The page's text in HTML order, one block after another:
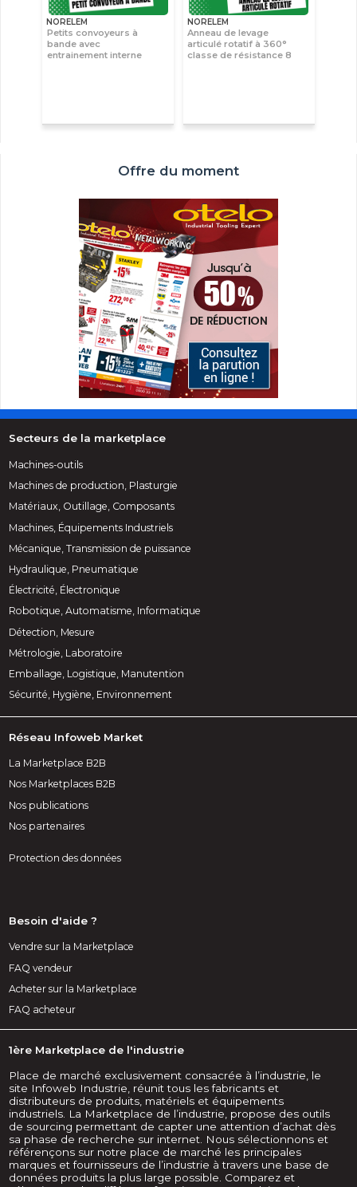
NORELEM
Petits convoyeurs à
bande avec
entrainement interne
NORELEM
Anneau de levage
articulé rotatif à 360°
classe de résistance 8
Offre du moment
Secteurs de la marketplace
Machines-outils
Machines de production, Plasturgie
Matériaux, Outillage, Composants
Machines, Équipements Industriels
Mécanique, Transmission de puissance
Hydraulique, Pneumatique
Électricité, Électronique
Robotique, Automatisme, Informatique
Détection, Mesure
Métrologie, Laboratoire
Emballage, Logistique, Manutention
Sécurité, Hygiène, Environnement
Réseau Infoweb Market
La Marketplace B2B
Nos Marketplaces B2B
Nos publications
Nos partenaires
Protection des données
Besoin d'aide ?
Vendre sur la Marketplace
FAQ vendeur
Acheter sur la Marketplace
FAQ acheteur
1ère Marketplace de l'industrie
Place de marché exclusivement consacrée à l’industrie, le
site Infoweb Industrie, réunit tous les fabricants et
distributeurs de produits, matériels et équipements
industriels. La Marketplace de l’industrie, propose des outils
de sourcing permettant de capter une attention d’achat dès
sa phase de recherche sur internet. Nous sélectionnons et
référençons sur notre place de marché les principales
marques et fournisseurs de l’industrie à travers une base de
données produits la plus large possible. Comparez et